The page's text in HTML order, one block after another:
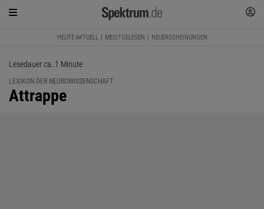
HEUTE AKTUELL MEISTGELESEN NEUERSCHEINUNGEN
Lesedauer ca. 1 Minute
LEXIKON DER NEUROWISSENSCHAFT
:
Attrappe